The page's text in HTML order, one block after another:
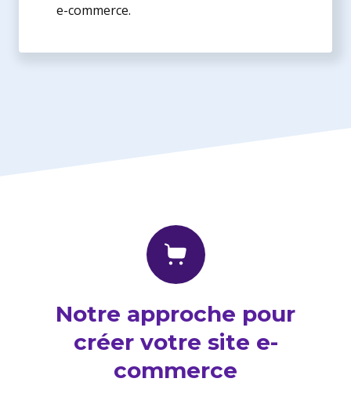
e-commerce.
Notre approche pour
créer votre site e-
commerce